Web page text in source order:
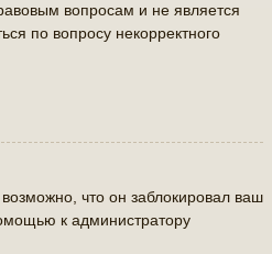
вопросам и не является
по вопросу некорректного
что он заблокировал ваш
к администратору